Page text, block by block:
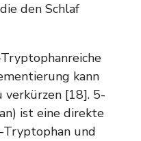
den Schlaf
kann
verkürzen [18]. 5-
ist eine direkte
Tryptophan und